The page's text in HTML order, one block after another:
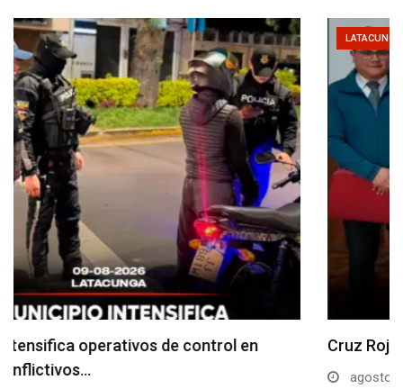
LATACUNGA
Cruz Roja firma convenios interinstitucionales
agosto 9, 2026